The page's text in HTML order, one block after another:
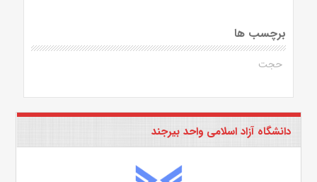
برچسب ها
حجت
دانشگاه آزاد اسلامی واحد بیرجند